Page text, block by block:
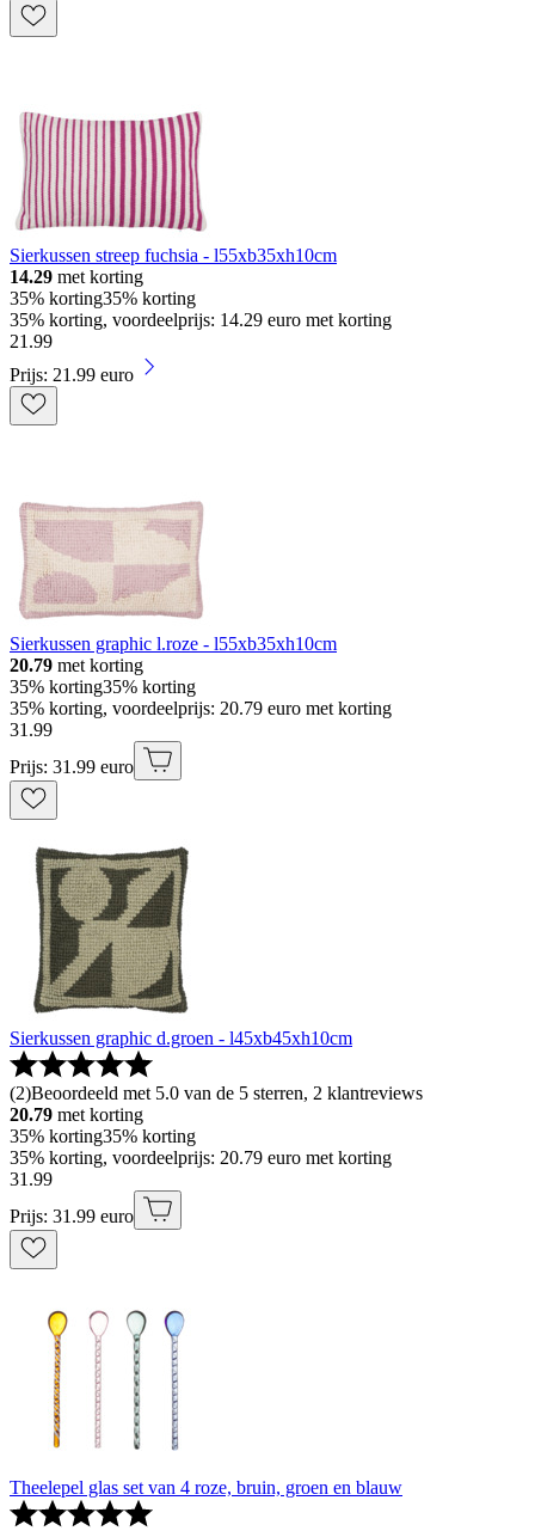
Sierkussen streep fuchsia - l55xb35xh10cm
14.29 met korting
35% korting35% korting
35% korting, voordeelprijs: 14.29 euro met korting
21 .99
Prijs: 21.99 euro
Sierkussen graphic l.roze - l55xb35xh10cm
20.79 met korting
35% korting35% korting
35% korting, voordeelprijs: 20.79 euro met korting
31 .99
Prijs: 31.99 euro
Sierkussen graphic d.groen - l45xb45xh10cm
(2)Beoordeeld met 5.0 van de 5 sterren, 2 klantreviews
20.79 met korting
35% korting35% korting
35% korting, voordeelprijs: 20.79 euro met korting
31 .99
Prijs: 31.99 euro
Theelepel glas set van 4 roze, bruin, groen en blauw